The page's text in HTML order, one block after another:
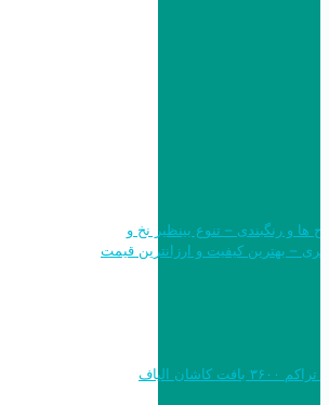
طرح ها و رنگبندی – تنوع بینظیر نخ و
خرید به قیمت فرش ماشینی ۱۲۰۰ شانه تراکم ۳۶۰۰ بافت کاشان الیاف